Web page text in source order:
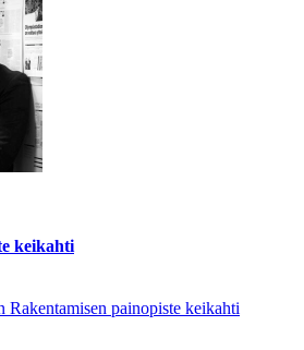
keikahti
Rakentamisen painopiste keikahti